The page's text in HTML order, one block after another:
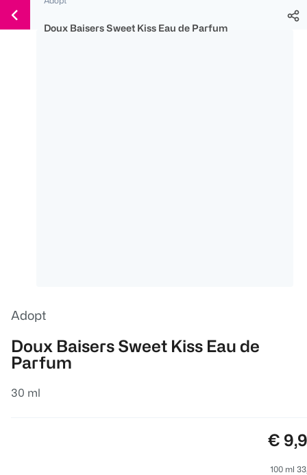
150 Ös
300 Ös
500 Ös
Weiter
zum
Doux Baisers Sweet Kiss Eau de Parfum
Adopt
Doux Baisers Sweet Kiss Eau de
Parfum
30 ml
€
100 ml